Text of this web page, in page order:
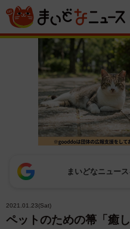
まいどなニュー
2021.01.23(Sat)
ペットのための箒「癒